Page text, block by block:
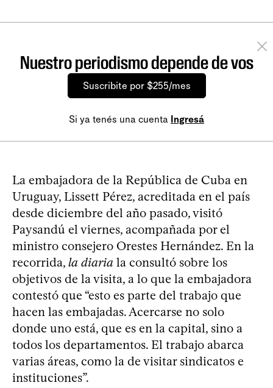
Nuestro periodismo depende de vos
Suscribite por $255/mes
Si ya tenés una cuenta Ingresá
La embajadora de la República de Cuba en
Uruguay, Lissett Pérez, acreditada en el país
desde diciembre del año pasado, visitó
Paysandú el viernes, acompañada por el
ministro consejero Orestes Hernández. En la
recorrida, la diaria la consultó sobre los
objetivos de la visita, a lo que la embajadora
contestó que “esto es parte del trabajo que
hacen las embajadas. Acercarse no solo
donde uno está, que es en la capital, sino a
todos los departamentos. El trabajo abarca
varias áreas, como la de visitar sindicatos e
instituciones”.